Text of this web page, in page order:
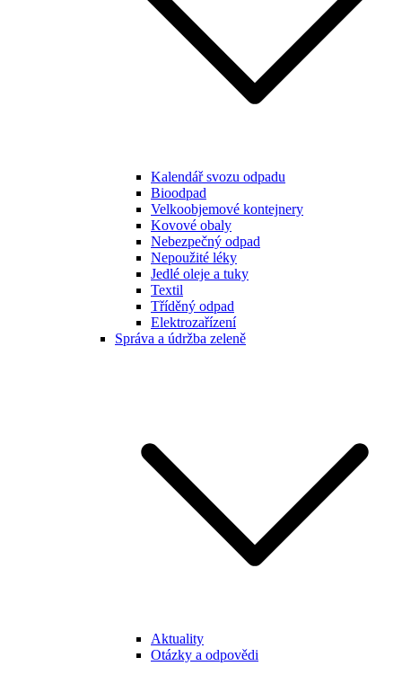
Kalendář svozu odpadu
Bioodpad
Velkoobjemové kontejnery
Kovové obaly
Nebezpečný odpad
Nepoužité léky
Jedlé oleje a tuky
Textil
Tříděný odpad
Elektrozařízení
Správa a údržba zeleně
Aktuality
Otázky a odpovědi